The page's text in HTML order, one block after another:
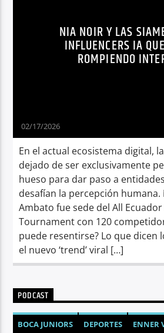
Radio hola
VALERIA Y CAMILANIA NOIR Y LAS
INFLUENCERS IA
ROMPIENDO
02/17/2026
En el actual ecosistema digital,
dejado de ser exclusivamente
hueso para dar paso a
desafían la percepción humana.
Ambato fue sede del All
Tournament con 120
puede resentirse? Lo que dicen
el nuevo ‘trend’ viral […]
PODCAST
BOCA JUNIORS DEPORTES ENNER